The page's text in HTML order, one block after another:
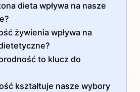
dieta wpływa na nasze
żywienia wpływa na
to klucz do
kształtuje nasze wybory